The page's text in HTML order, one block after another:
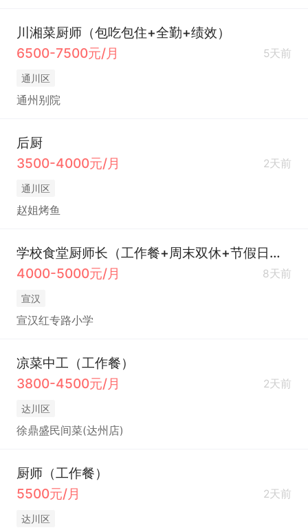
川湘菜厨师（包吃包住+全勤+绩效）
6500-7500元/月
5天前
通川区
通州别院
后厨
3500-4000元/月
2天前
通川区
赵姐烤鱼
学校食堂厨师长（工作餐+周末双休+节假日正常休息）
4000-5000元/月
8天前
宣汉
宣汉红专路小学
凉菜中工（工作餐）
3800-4500元/月
2天前
达川区
徐鼎盛民间菜(达州店)
厨师（工作餐）
5500元/月
2天前
达川区